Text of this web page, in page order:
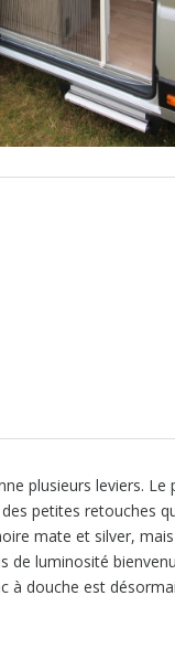
plusieurs leviers. Le
petites retouches
mate et silver,
de luminosité
à douche est